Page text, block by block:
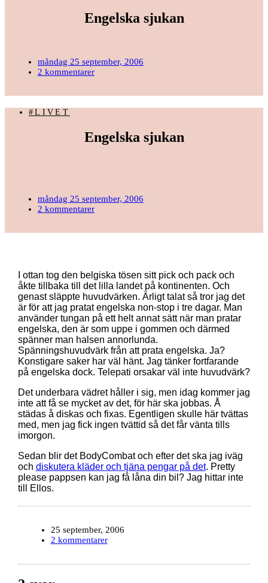
Engelska sjukan
måndag 25 september, 2006
2 kommentarer
#LIVET
Engelska sjukan
måndag 25 september, 2006
2 kommentarer
I ottan tog den belgiska tösen sitt pick och pack och
åkte tillbaka till det lilla landet på kontinenten. Och
genast släppte huvudvärken. Ärligt talat så tror jag det
är för att jag pratat engelska non-stop i tre dagar. Man
använder tungan på ett helt annat sätt när man pratar
engelska, den är som uppe i gommen och därmed
spänner man halsen annorlunda.
Spänningshuvudvärk från att prata engelska. Ja?
Konstigare saker har väl hänt. Jag tänker fortfarande
på engelska dock. Telepati orsakar väl inte huvudvärk?
Det underbara vädret håller i sig, men idag kommer jag
inte att få se mycket av det, för här ska jobbas. Å
städas å diskas och fixas. Egentligen skulle här tvättas
med, men jag fick ingen tvättid så det får vänta tills
imorgon.
Sedan blir det BodyCombat och efter det ska jag iväg
och diskutera kläder och tjäna pengar på det. Pretty
please pappsen kan jag få låna din bil? Jag hittar inte
till Ellos.
25 september, 2006
2 kommentarer